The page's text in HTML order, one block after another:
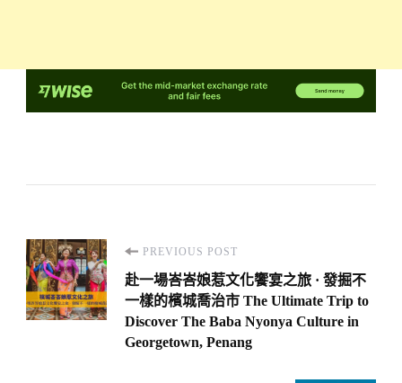
Post
Navigation
PREVIOUS POST
赴一場峇峇娘惹文化饗宴之旅 · 發掘不
一樣的檳城喬治市 The Ultimate Trip to
Discover The Baba Nyonya Culture in
Georgetown, Penang